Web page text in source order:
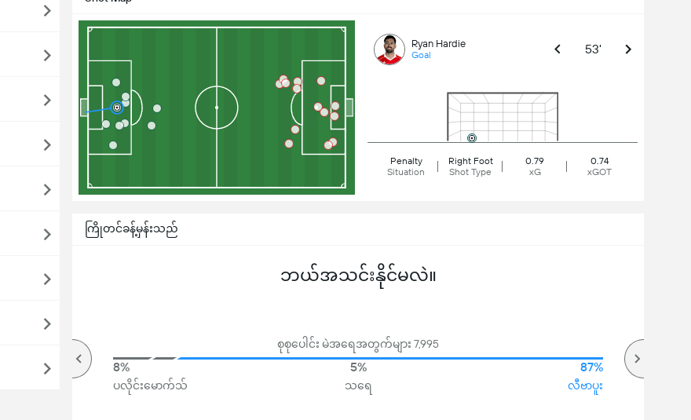
Ryan Hardie
Goal 53'
Penalty
Situation
Right Foot
Shot Type
0.79
xG
0.74
xGOT
ကြိုတင်ခန့်မှန်းသည်
ဘယ်အသင်းနိုင်မလဲ။
စုစုပေါင်း မဲအရေအတွက်များ 7,995
8%
ပလိုင်းမောက်သ်
5%
သရေ
87%
လီဗာပူး